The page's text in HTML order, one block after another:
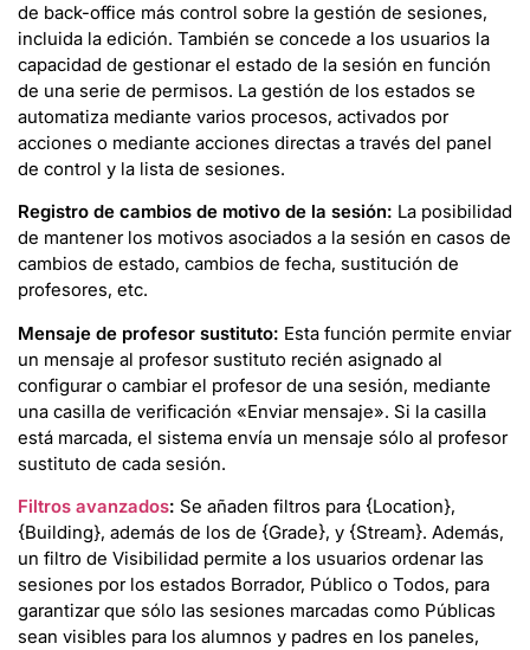
de back-office más control sobre la gestión de sesiones,
incluida la edición. También se concede a los usuarios la
capacidad de gestionar el estado de la sesión en función
de una serie de permisos. La gestión de los estados se
automatiza mediante varios procesos, activados por
acciones o mediante acciones directas a través del panel
de control y la lista de sesiones.
Registro de cambios de motivo de la sesión: La posibilidad
de mantener los motivos asociados a la sesión en casos de
cambios de estado, cambios de fecha, sustitución de
profesores, etc.
Mensaje de profesor sustituto: Esta función permite enviar
un mensaje al profesor sustituto recién asignado al
configurar o cambiar el profesor de una sesión, mediante
una casilla de verificación «Enviar mensaje». Si la casilla
está marcada, el sistema envía un mensaje sólo al profesor
sustituto de cada sesión.
Filtros avanzados: Se añaden filtros para {Location},
{Building}, además de los de {Grade}, y {Stream}. Además,
un filtro de Visibilidad permite a los usuarios ordenar las
sesiones por los estados Borrador, Público o Todos, para
garantizar que sólo las sesiones marcadas como Públicas
sean visibles para los alumnos y padres en los paneles,